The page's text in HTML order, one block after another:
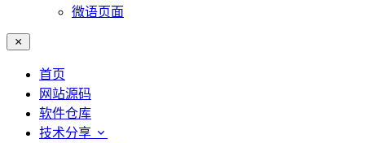
微语页面
首页
网站源码
软件仓库
技术分享